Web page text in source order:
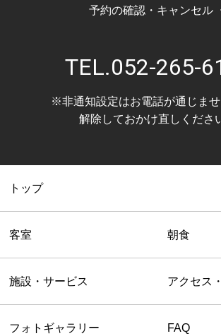
予約の確認・キャンセル
TEL.052-265-
※非通知設定はお電話が通じませ
解除しておかけ直しくださ
トップ
客室 朝食
施設・サービス アクセス
フォトギャラリー FAQ